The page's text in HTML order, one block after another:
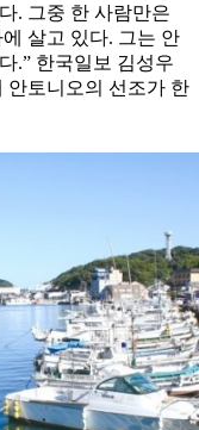
. 그중 한 사람만은
살고 있다. 그는 안
.” 한국일보 김성우
안토니오의 선조가 한